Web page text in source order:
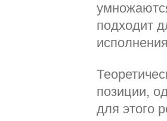
подходит
позиции,
для этого